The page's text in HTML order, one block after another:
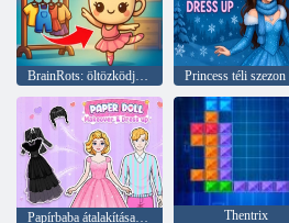
BrainRots: öltözködjön és belsőépítészet
Thentrix